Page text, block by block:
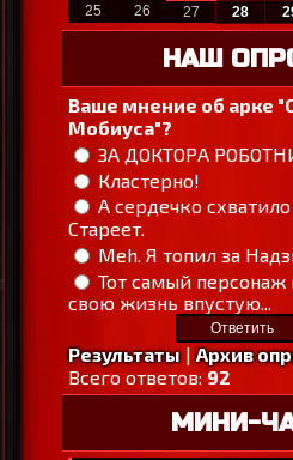
25
26 27 28
НАШ
Ваше мнение об арке
Мобиуса"?
ЗА ДОКТОРА
Кластерно!
А сердечко
Стареет.
Meh. Я топил за
Тот самый персонаж
свою жизнь впустую...
Результаты|Архив
Всего ответов: 92
МИНИ-